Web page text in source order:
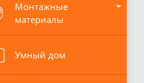
Монтажные
материалы
Умный дом